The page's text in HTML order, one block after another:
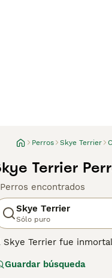
Perros Skye Terrier
Terrier
encontrados
Skye Terrier
Sólo puro
Skye Terrier fue
Guardar búsqueda